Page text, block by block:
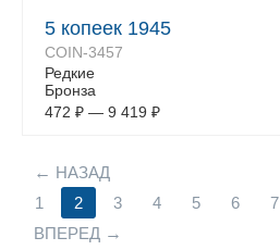
5 копеек 1945
COIN-3457
Редкие
Бронза
472 ₽ — 9 419 ₽
НАЗАД
1
2 3 4 5 6 7
ВПЕРЕД